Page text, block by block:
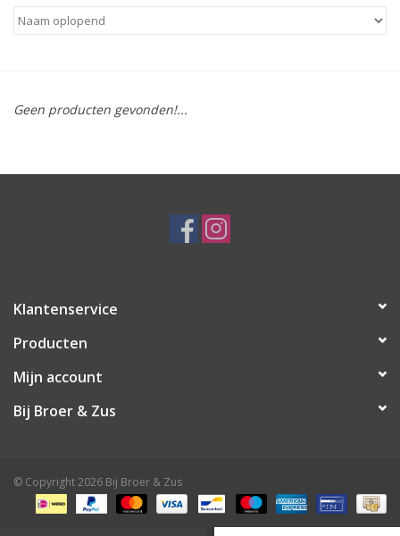
Meisjes
Schoenen en Tassen
Speelgoed
Geen producten gevonden!...
Klantenservice
Producten
Mijn account
Bij Broer & Zus
© Copyright 2026 Bij Broer & Zus